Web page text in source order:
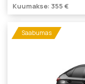
Kuumakse: 355 €
Saabumas